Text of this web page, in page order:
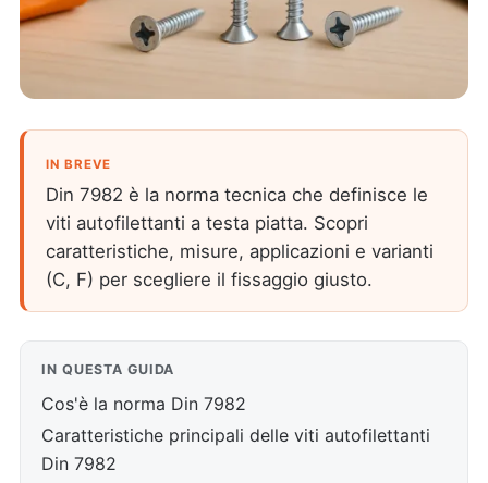
IN BREVE
Din 7982 è la norma tecnica che definisce le
viti autofilettanti a testa piatta. Scopri
caratteristiche, misure, applicazioni e varianti
(C, F) per scegliere il fissaggio giusto.
IN QUESTA GUIDA
Cos'è la norma Din 7982
Caratteristiche principali delle viti autofilettanti
Din 7982